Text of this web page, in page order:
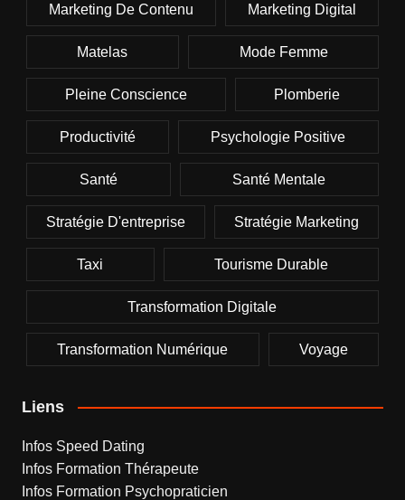
Marketing De Contenu Marketing Digital
Matelas Mode Femme
Pleine Conscience Plomberie
Productivité Psychologie Positive
Santé Santé Mentale
Stratégie D'entreprise Stratégie Marketing
Taxi Tourisme Durable
Transformation Digitale
Transformation Numérique Voyage
Liens
Infos Speed Dating
Infos Formation Thérapeute
Infos Formation Psychopraticien